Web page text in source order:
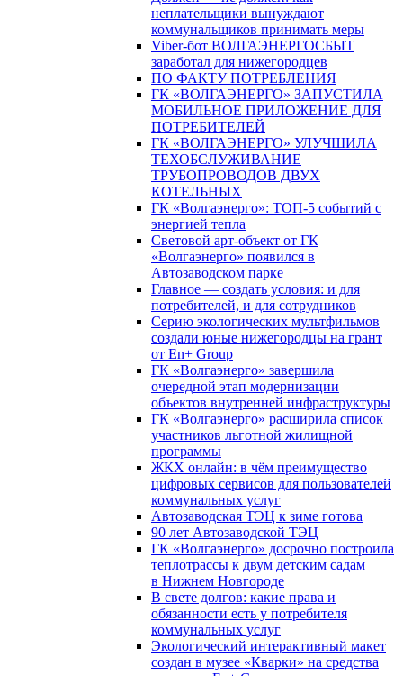
неплательщики вынуждают
коммунальщиков принимать меры
Viber-бот ВОЛГАЭНЕРГОСБЫТ
заработал для нижегородцев
ПО ФАКТУ ПОТРЕБЛЕНИЯ
ГК «ВОЛГАЭНЕРГО» ЗАПУСТИЛА
МОБИЛЬНОЕ ПРИЛОЖЕНИЕ ДЛЯ
ПОТРЕБИТЕЛЕЙ
ГК «ВОЛГАЭНЕРГО» УЛУЧШИЛА
ТЕХОБСЛУЖИВАНИЕ
ТРУБОПРОВОДОВ ДВУХ
КОТЕЛЬНЫХ
ГК «Волгаэнерго»: ТОП-5 событий с
энергией тепла
Световой арт-объект от ГК
«Волгаэнерго» появился в
Автозаводском парке
Главное — создать условия: и для
потребителей, и для сотрудников
Серию экологических мультфильмов
создали юные нижегородцы на грант
от En+ Group
ГК «Волгаэнерго» завершила
очередной этап модернизации
объектов внутренней инфраструктуры
ГК «Волгаэнерго» расширила список
участников льготной жилищной
программы
ЖКХ онлайн: в чём преимущество
цифровых сервисов для пользователей
коммунальных услуг
Автозаводская ТЭЦ к зиме готова
90 лет Автозаводской ТЭЦ
ГК «Волгаэнерго» досрочно построила
теплотрассы к двум детским садам
в Нижнем Новгороде
В свете долгов: какие права и
обязанности есть у потребителя
коммунальных услуг
Экологический интерактивный макет
создан в музее «Кварки» на средства